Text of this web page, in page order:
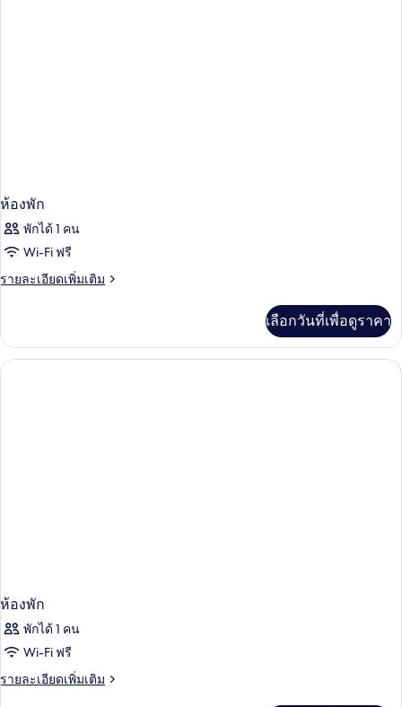
ห้องพัก
พักได้ 1 คน
Wi-Fi ฟรี
รายละเอียดเพิ่มเติม
ราย
เกี่ยว
กับ
ห้อง
เลือกวันที่เพื่อดูราคา
ห้องพัก
พักได้ 1 คน
Wi-Fi ฟรี
รายละเอียดเพิ่มเติม
ราย